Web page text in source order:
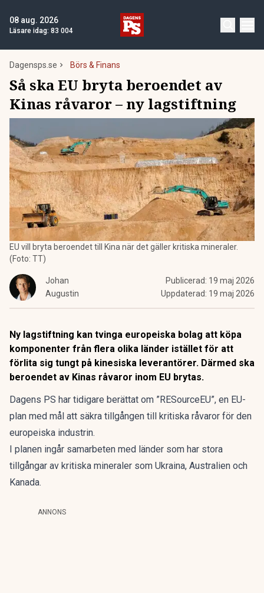
08 aug. 2026
Läsare idag: 83 004
Dagensps.se Börs & Finans
Så ska EU bryta beroendet av
Kinas råvaror – ny lagstiftning
EU vill bryta beroendet till Kina när det gäller kritiska mineraler.
(Foto: TT)
Johan
Augustin
Publicerad: 19 maj 2026
Uppdaterad: 19 maj 2026
Ny lagstiftning kan tvinga europeiska bolag att köpa
komponenter från flera olika länder istället för att
förlita sig tungt på kinesiska leverantörer. Därmed ska
beroendet av Kinas råvaror inom EU brytas.
Dagens PS har tidigare berättat om ”RESourceEU”, en EU-
plan med mål att säkra tillgången till kritiska råvaror för den
europeiska industrin.
I planen ingår samarbeten med länder som har stora
tillgångar av kritiska mineraler som Ukraina, Australien och
Kanada.
ANNONS